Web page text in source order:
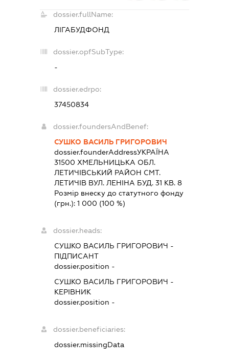
dossier.fullName:
ЛІГАБУДФОНД
dossier.opfSubType:
-
dossier.edrpo:
37450834
dossier.foundersAndBenef:
СУШКО ВАСИЛЬ ГРИГОРОВИЧ
dossier.founderAddressУКРАЇНА
31500 ХМЕЛЬНИЦЬКА ОБЛ.
ЛЕТИЧIВСЬКИЙ РАЙОН СМТ.
ЛЕТИЧІВ ВУЛ. ЛЕНІНА БУД. 31 КВ. 8
Розмір внеску до статутного фонду
(грн.):1 000 (100 %)
dossier.heads:
СУШКО ВАСИЛЬ ГРИГОРОВИЧ -
ПІДПИСАНТ
dossier.position -
СУШКО ВАСИЛЬ ГРИГОРОВИЧ -
КЕРІВНИК
dossier.position -
dossier.beneficiaries:
dossier.missingData